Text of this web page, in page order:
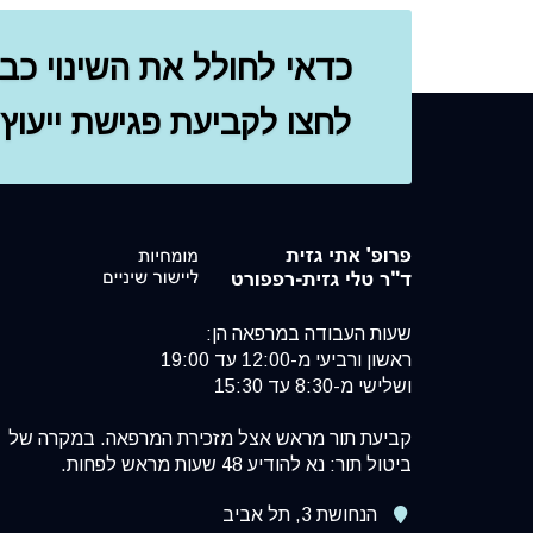
כדאי לחולל את השינוי
לחצו לקביעת פגישת ייעוץ
שעות העבודה במרפאה הן:
ראשון ורביעי מ-12:00 עד 19:00
ושלישי מ-8:30 עד 15:30
קביעת תור מראש אצל מזכירת המרפאה. במקרה של
ביטול תור: נא להודיע 48 שעות מראש לפחות.
הנחושת 3, תל אביב